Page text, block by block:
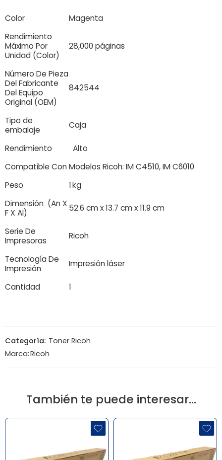
Color
Magenta
Rendimiento
Máximo Por
Unidad (Color)
28,000 páginas
Número De Pieza
Del Fabricante
Del Equipo
Original (OEM)
842544
Tipo de
embalaje
Caja
Rendimiento
Alto
Compatible ConModelos Ricoh: IM C4510, IM C6010
Peso
1 kg
Dimensión (An X
F X Al)
52.6 cm x 13.7 cm x 11.9 cm
Serie De
Impresoras
Ricoh
Tecnología De
Impresión
Impresión láser
Cantidad 1
Categoría: Toner Ricoh
Marca:Ricoh
También te puede interesar…